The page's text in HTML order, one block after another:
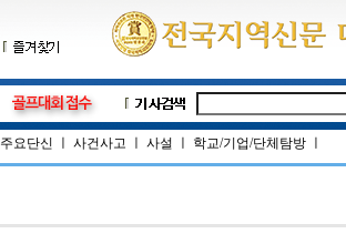
주요단신 사건사고 사설 학교/기업/단체탐방